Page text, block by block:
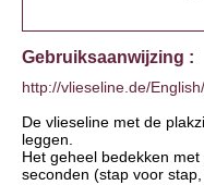
Gebruiksaanwijzing :
http://vlieseline.de/
De vlieseline met de
leggen.
Het geheel bedekken
seconden (stap voor